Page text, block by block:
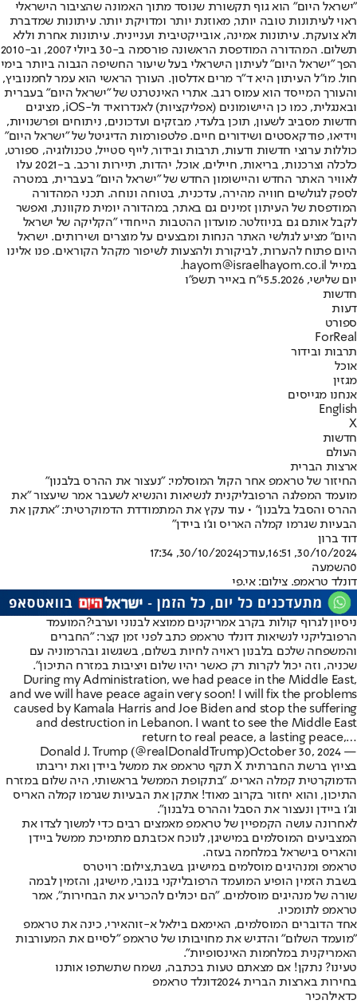
"ישראל היום" הוא גוף תקשורת שנוסד מתוך האמונה שהציבור הישראלי
ראוי לעיתונות טובה יותר, מאוזנת יותר ומדויקת יותר. עיתונות שמדברת
ולא צועקת. עיתונות אמינה, אובייקטיבית ועניינית. עיתונות אחרת וללא
תשלום. המהדורה המודפסת הראשונה פורסמה ב-30 ביולי 2007, וב-2010
הפך "ישראל היום" לעיתון הישראלי בעל שיעור החשיפה הגבוה ביותר בימי
חול. מו"ל העיתון היא ד"ר מרים אדלסון. העורך הראשי הוא עמר לחמנוביץ,
והעורך המייסד הוא עמוס רגב. אתרי האינטרנט של "ישראל היום" בעברית
ובאנגלית, כמו כן היישומונים (אפליקציות) לאנדרואיד ול-iOS, מציגים
חדשות מסביב לשעון, תוכן בלעדי, מבזקים ועדכונים, ניתוחים ופרשנויות,
וידיאו, פודקאסטים ושידורים חיים. פלטפורמות הדיגיטל של "ישראל היום"
כוללות ערוצי חדשות ודעות, תרבות ובידור, לייף סטייל, טכנולוגיה, ספורט,
כלכלה וצרכנות, בריאות, חיילים, אוכל, יהדות, תיירות ורכב. ב-2021 עלו
לאוויר האתר החדש והיישומון החדש של "ישראל היום" בעברית, במטרה
לספק לגולשים חוויה מהירה, עדכנית, בטוחה ונוחה. תכני המהדורה
המודפסת של העיתון זמינים גם באתר, במהדורה יומית מקוונת, ואפשר
לקבל אותם גם בניוזלטר. מועדון ההטבות הייחודי "הקליקה של ישראל
היום" מציע לגולשי האתר הנחות ומבצעים על מוצרים ושירותים. ישראל
היום פתוח להערות, לביקורת ולהצעות לשיפור מקהל הקוראים. פנו אלינו
במייל hayom@israelhayom.co.il.
יום שלישי, 5.5.2026
י"ח באייר תשפ"ו
חדשות
דעות
ספורט
ForReal
תרבות ובידור
אוכל
מגזין
אנחנו מגייסים
English
X
חדשות
העולם
ארצות הברית
החיזור של טראמפ אחר הקול המוסלמי: "נעצור את ההרס בלבנון"
מועמד המפלגה הרפובליקנית לנשיאות והנשיא לשעבר אמר שיעצור "את
ההרס והסבל בלבנון" • עוד עקץ את המתמודדת הדמוקרטית: "אתקן את
הבעיות שגרמו קמלה האריס וג'ו ביידן"
דוד ברון
30/10/2024, 16:51
,עודכן30/10/2024, 17:34
0השמעה
דונלד טראמפ. צילום: אי.פי
ניסיון לגרוף קולות בקרב אמריקנים ממוצא לבנוני וערבי?המועמד
הרפובליקני לנשיאות דונלד טראמפ כתב לפני זמן קצר: "החברים
והמשפחה שלכם בלבנון ראויה לחיות בשלום, בשגשוג ובהרמוניה עם
שכניה, וזה יכול לקרות רק כאשר יהיו שלום ויציבות במזרח התיכון".
During my Administration, we had peace in the Middle East,
and we will have peace again very soon! I will fix the problems
caused by Kamala Harris and Joe Biden and stop the suffering
and destruction in Lebanon. I want to see the Middle East
return to real peace, a lasting peace,…
— Donald J. Trump (@realDonaldTrump)
October 30, 2024
בציוץ ברשת החברתית X תקף טראמפ את ממשל ביידן ואת יריבתו
הדמוקרטית קמלה האריס. "בתקופת הממשל בראשותי, היה שלום במזרח
התיכון, והוא יחזור בקרוב מאוד! אתקן את הבעיות שגרמו קמלה האריס
וג'ו ביידן ונעצור את הסבל וההרס בלבנון".
לאחרונה עושה הקמפיין של טראמפ מאמצים רבים כדי למשוך לצדו את
המצביעים המוסלמים במישיגן, לנוכח אכזבתם מתמיכת ממשל ביידן
והאריס בישראל במלחמה בעזה.
טראמפ ומנהיגים מוסלמים במישיגן בשבת,צילום: רויטרס
בשבת הזמין הופיע המועמד הרפובליקני בנובי, מישיגן, והזמין לבמה
שורה של מנהיגים מוסלמים. "הם יכולים להכריע את הבחירות", אמר
טראמפ לתומכיו.
אחד הדוברים המוסלמים, האימאם בילאל א-זוהאירי, כינה את טראמפ
"מועמד השלום" והדגיש את מחויבותו של טראמפ "לסיים את המעורבות
האמריקנית במלחמות האינסופיות".
טעינו? נתקן! אם מצאתם טעות בכתבה, נשמח שתשתפו אותנו
בחירות בארצות הברית 2024
דונלד טראמפ
כדאילהכיר